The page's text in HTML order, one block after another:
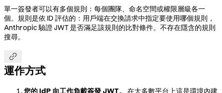
單一簽發者可以有多個規則：每個團隊、命名空間或權限層級各一
個。規則是依 ID 評估的：用戶端在交換請求中指定要使用哪個規則，
Anthropic 驗證 JWT 是否滿足該規則的比對條件。不存在隱含的規則
搜尋。

運作方式
您的 IdP 向工作負載簽發 JWT。
在大多數平台上這是環境內建